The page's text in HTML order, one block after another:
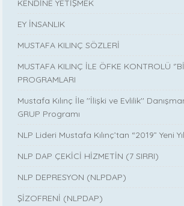
KENDİNE YETİŞMEK
EY İNSANLIK
MUSTAFA KILINÇ SÖZLERİ
MUSTAFA KILINÇ İLE ÖFKE KONTROLÜ
PROGRAMLARI
Mustafa Kılınç İle ''İlişki ve Evlilik''
GRUP Programı
NLP Lideri Mustafa Kılınç’tan “2019” Yeni
NLP DAP ÇEKİCİ HİZMETİN (7 SIRRI)
NLP DEPRESYON (NLPDAP)
ŞİZOFRENİ (NLPDAP)